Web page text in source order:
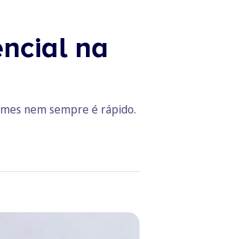
na
nem sempre é rápido.